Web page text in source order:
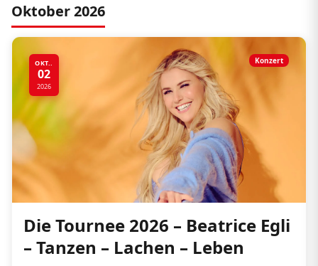
Oktober 2026
OKT..
02
2026
Konzert
Die Tournee 2026 – Beatrice Egli
– Tanzen – Lachen – Leben